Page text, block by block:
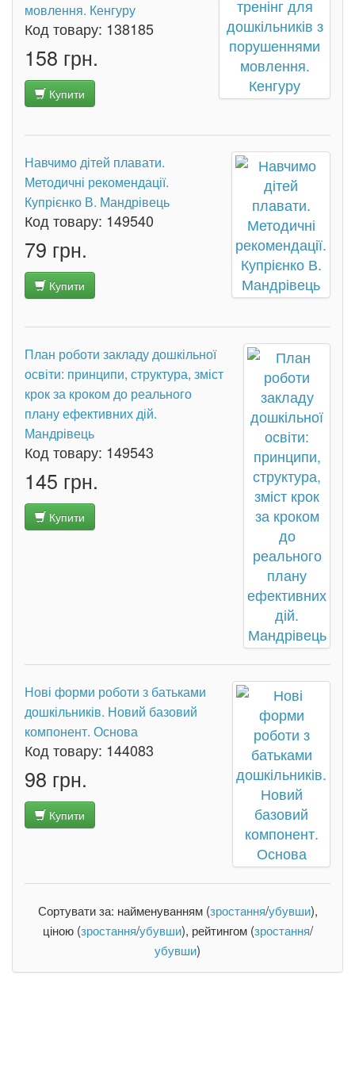
мовлення. Кенгуру
Код товару: 138185
158 грн.
Купити
Навчимо дітей плавати.
Методичні рекомендації.
Купрієнко В. Мандрівець
Код товару: 149540
79 грн.
Купити
План роботи закладу дошкільної
освіти: принципи, структура, зміст
крок за кроком до реального
плану ефективних дій.
Мандрівець
Код товару: 149543
145 грн.
Купити
Нові форми роботи з батьками
дошкільників. Новий базовий
компонент. Основа
Код товару: 144083
98 грн.
Купити
Сортувати за: найменуванням (зростання/убувши),
ціною (зростання/убувши), рейтингом (зростання/
убувши)